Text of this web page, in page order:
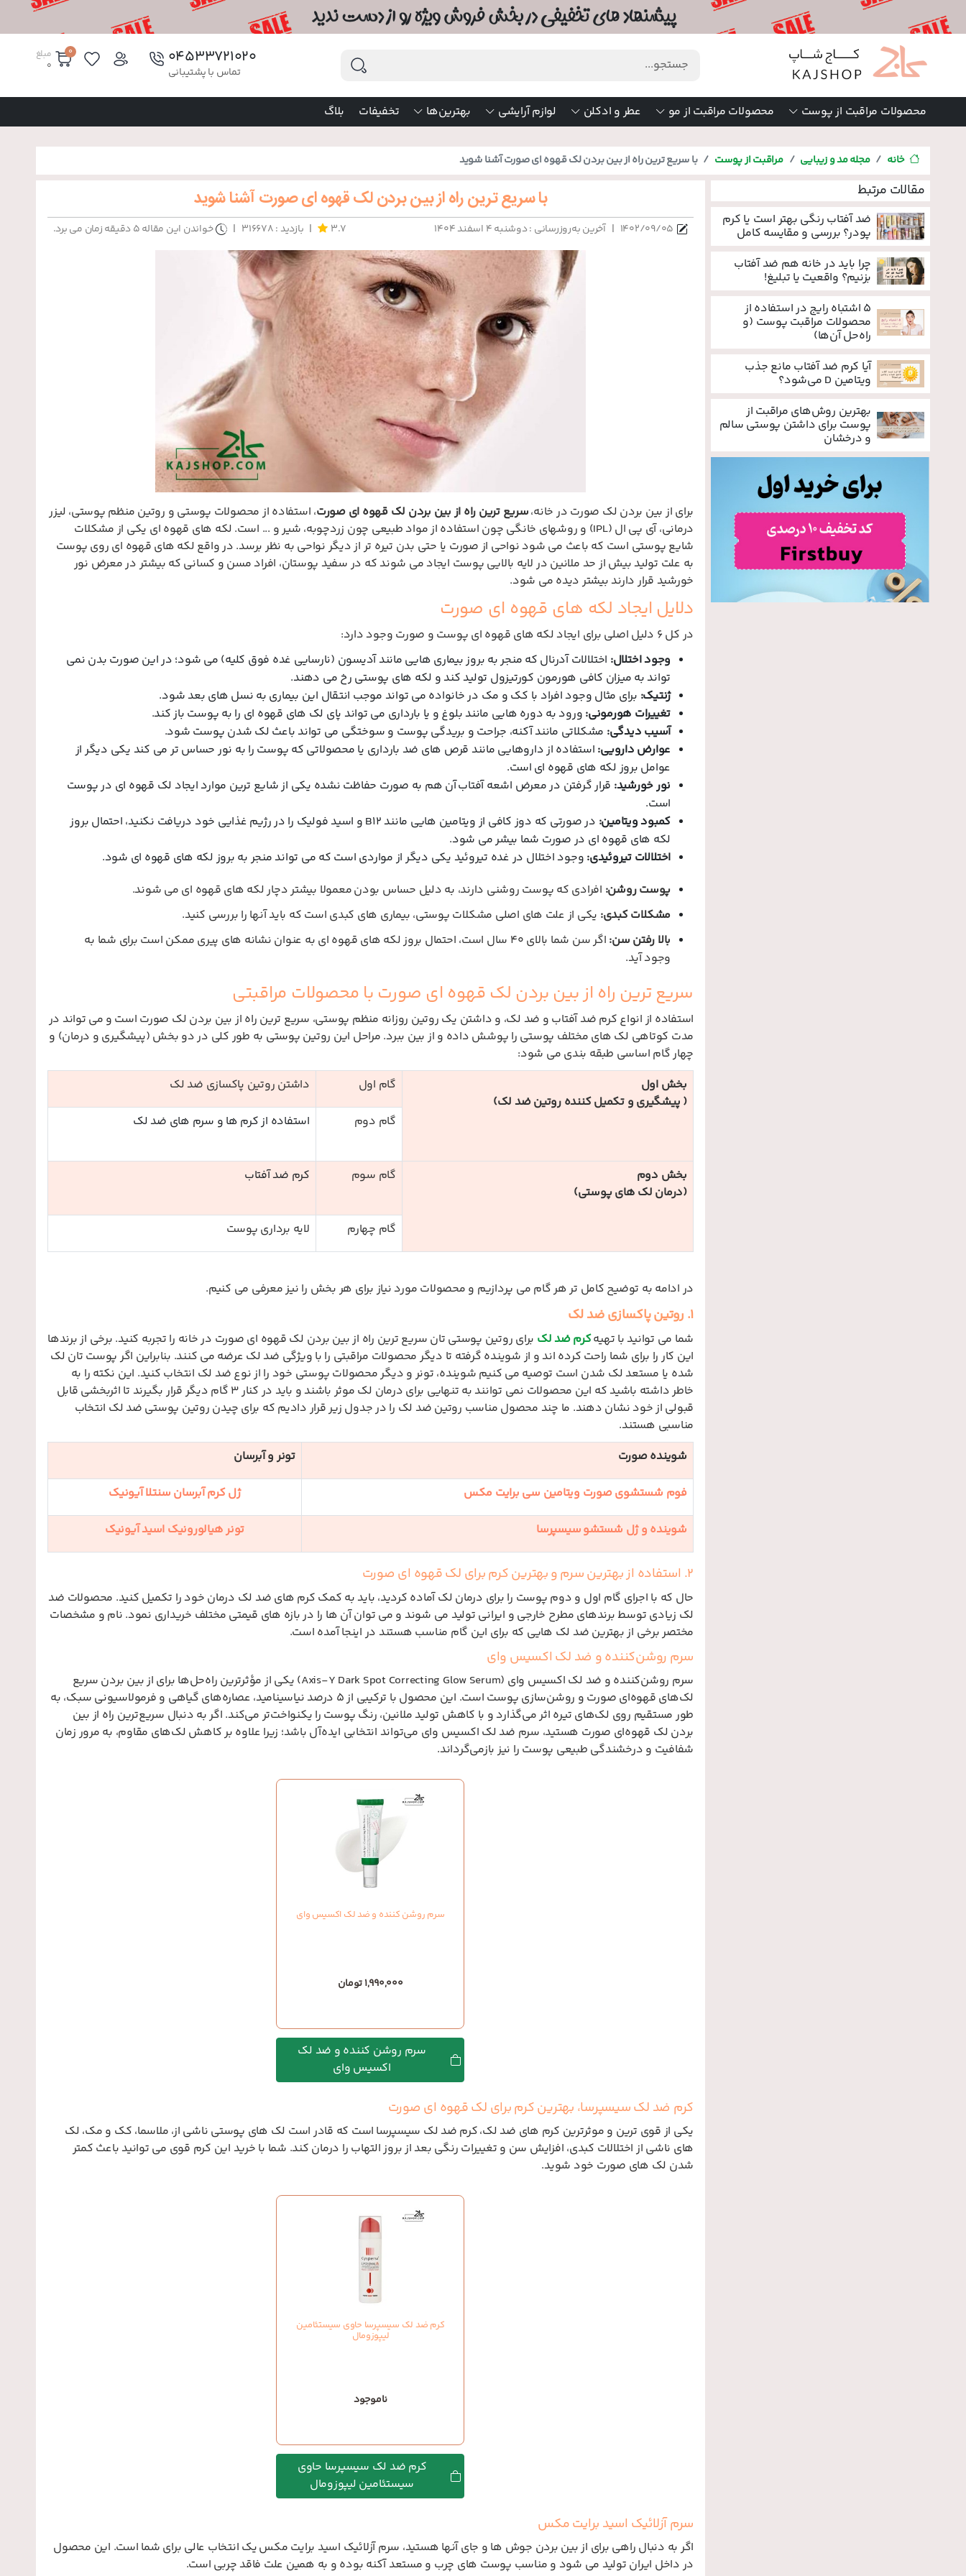
۰۴۵۳۳۷۲۱۰۲۰
تماس با پشتیبانی
مبلغ
0
0
محصولات مراقبت از پوست محصولات مراقبت از مو عطر و ادکلن لوازم آرایشی بهترین‌ها تخفیفات بلاگ
خانه مجله مد و زیبایی مراقبت از پوست با سریع ترین راه از بین بردن لک قهوه ای صورت آشنا شوید
مقالات مرتبط
ضد آفتاب رنگی بهتر است یا کرم
پودر؟ بررسی و مقایسه کامل
چرا باید در خانه هم ضد آفتاب
بزنیم؟ واقعیت یا تبلیغ!
۵ اشتباه رایج در استفاده از
محصولات مراقبت پوست (و
راه‌حل آن‌ها)
آیا کرم ضد آفتاب مانع جذب
ویتامین D می‌شود؟
بهترین روش‌های مراقبت از
پوست برای داشتن پوستی سالم
و درخشان
با سریع ترین راه از بین بردن لک قهوه ای صورت آشنا شوید
۱۴۰۲/۰۹/۰۵ | آخرین به‌روزرسانی : دوشنبه ۴ اسفند ۱۴۰۴ 3.7
| بازدید : 316678 | خواندن این مقاله 5 دقیقه زمان می برد.
برای از بین بردن لک صورت در خانه،سریع ترین راه از بین بردن لک قهوه ای صورت، استفاده از محصولات پوستی و روتین منظم پوستی، لیزر
درمانی، آی پی ال (IPL) و روشهای خانگی چون استفاده از مواد طبیعی چون زردچوبه، شیر و ... است. لکه های قهوه ای یکی از مشکلات
شایع پوستی است که باعث می شود نواحی از صورت یا حتی بدن تیره تر از دیگر نواحی به نظر برسد. در واقع لکه های قهوه ای روی پوست
به علت تولید بیش از حد ملانین در لایه بالایی پوست ایجاد می شوند که در سفید پوستان، افراد مسن و کسانی که بیشتر در معرض نور
خورشید قرار دارند بیشتر دیده می شود.
دلایل ایجاد لکه های قهوه ای صورت
در کل 6 دلیل اصلی برای ایجاد لکه های قهوه ای پوست و صورت وجود دارد:
وجود اختلال: اختلالات آدرنال که منجر به بروز بیماری هایی مانند آدیسون (نارسایی غده فوق کلیه) می شود؛ در این صورت بدن نمی
تواند به میزان کافی هورمون کورتیزول تولید کند و لکه های پوستی رخ می دهند.
ژنتیک: برای مثال وجود افراد با کک و مک در خانواده می تواند موجب انتقال این بیماری به نسل های بعد شود.
تغییرات هورمونی: ورود به دوره هایی مانند بلوغ و یا بارداری می تواند پای لک های قهوه ای را به پوست باز کند.
آسیب دیدگی: مشکلاتی مانند آکنه، جراحت و بریدگی پوست و سوختگی می تواند باعث لک شدن پوست شود.
عوارض دارویی: استفاده از داروهایی مانند قرص های ضد بارداری یا محصولاتی که پوست را به نور حساس تر می کند یکی دیگر از
عوامل بروز لکه های قهوه ای است.
نور خورشید: قرار گرفتن در معرض اشعه آفتاب آن هم به صورت حفاظت نشده یکی از شایع ترین موارد ایجاد لک قهوه ای در پوست
است.
کمبود ویتامین:
در صورتی که دوز کافی از ویتامین هایی مانند B12 و اسید فولیک را در رژیم غذایی خود دریافت نکنید، احتمال بروز
لکه های قهوه ای در صورت شما بیشر می شود.
اختلالات تیروئیدی: وجود اختلال در غده تیروئید یکی دیگر از مواردی است که می تواند منجر به بروز لکه های قهوه ای شود.
پوست روشن: افرادی که پوست روشنی دارند، به دلیل حساس بودن معمولا بیشتر دچار لکه های قهوه ای می شوند.
مشکلات کبدی: یکی از علت های اصلی مشکلات پوستی، بیماری های کبدی است که باید آنها را بررسی کنید.
بالا رفتن سن:
اگر سن شما بالای 40 سال است، احتمال بروز لکه های قهوه ای به عنوان نشانه های پیری ممکن است برای شما به
وجود آید.
سریع ترین راه از بین بردن لک قهوه ای صورت با محصولات مراقبتی
استفاده از انواع کرم ضد آفتاب و ضد لک، و داشتن یک روتین روزانه منظم پوستی، سریع ترین راه از بین بردن لک صورت است و می تواند در
مدت کوتاهی لک های مختلف پوستی را پوشش داده و از بین ببرد. مراحل این روتین پوستی به طور کلی در دو بخش (پیشگیری و درمان) و
چهار گام اساسی طبقه بندی می شود:
بخش اول
( پیشگیری و تکمیل کننده روتین ضد لک)
گام اول داشتن روتین پاکسازی ضد لک
گام دوم استفاده از کرم ها و سرم های ضد لک
بخش دوم
(درمان لک های پوستی)
گام سوم کرم ضد آفتاب
گام چهارم لایه برداری پوست
در ادامه به توضیح کامل تر هر گام می پردازیم و محصولات مورد نیاز برای هر بخش را نیز معرفی می کنیم.
1. روتین پاکسازی ضد لک
شما می توانید با تهیهکرم ضد لک برای روتین پوستی تان سریع ترین راه از بین بردن لک قهوه ای صورت در خانه را تجربه کنید. برخی از برندها
این کار را برای شما راحت کرده اند و از شوینده گرفته تا دیگر محصولات مراقبتی را با ویژگی ضد لک عرضه می کنند. بنابراین اگر پوست تان لک
شده یا مستعد لک شدن است توصیه می کنیم شوینده، تونر و دیگر محصولات پوستی خود را از نوع ضد لک انتخاب کنید. این نکته را به
خاطر داشته باشید که این محصولات نمی توانند به تنهایی برای درمان لک موثر باشند و باید در کنار 3 گام دیگر قرار بگیرند تا اثربخشی قابل
قبولی از خود نشان دهند. ما چند محصول مناسب روتین ضد لک را در جدول زیر قرار دادیم که برای چیدن روتین پوستی ضد لک انتخاب
مناسبی هستند.
شوینده صورت
تونر و آبرسان
فوم شستشوی صورت ویتامین سی برایت مکس ژل کرم آبرسان سنتلا آیونیک
شوینده و ژل شستشو سیسپرسا تونر هیالورونیک اسید آیونیک
2. استفاده از بهترین سرم و بهترین کرم برای لک قهوه ای صورت
حال که با اجرای گام اول و دوم پوست را برای درمان لک آماده کردید، باید به کمک کرم های ضد لک درمان خود را تکمیل کنید. محصولات ضد
لک زیادی توسط برندهای مطرح خارجی و ایرانی تولید می شوند و می توان آن ها را در بازه های قیمتی مختلف خریداری نمود. نام و مشخصات
مختصر برخی از بهترین ضد لک هایی که برای این گام مناسب هستند در اینجا آمده است.
سرم روشن‌کننده و ضد لک اکسیس وای
سرم روشن‌کننده و ضد لک اکسیس وای (Axis-Y Dark Spot Correcting Glow Serum) یکی از مؤثرترین راه‌حل‌ها برای از بین بردن سریع
لک‌های قهوه‌ای صورت و روشن‌سازی پوست است. این محصول با ترکیبی از ۵ درصد نیاسینامید، عصاره‌های گیاهی و فرمولاسیونی سبک، به
طور مستقیم روی لک‌های تیره اثر می‌گذارد و با کاهش تولید ملانین، رنگ پوست را یکنواخت‌تر می‌کند. اگر به دنبال سریع‌ترین راه از بین
بردن لک قهوه‌ای صورت هستید، سرم ضد لک اکسیس وای می‌تواند انتخابی ایده‌آل باشد؛ زیرا علاوه بر کاهش لک‌های مقاوم، به مرور زمان
شفافیت و درخشندگی طبیعی پوست را نیز بازمی‌گرداند.
سرم روشن کننده و ضد لک اکسیس وای
1,990,000 تومان
سرم روشن کننده و ضد لک
اکسیس وای
کرم ضد لک سیسپرسا، بهترین کرم برای لک قهوه ای صورت
یکی از قوی ترین و موثرترین کرم های ضد لک، کرم ضد لک سیسپرسا است که قادر است لک های پوستی ناشی از، ملاسما، کک و مک، لک
های ناشی از اختلالات کبدی، افزایش سن و تغییرات رنگی بعد از بروز التهاب را درمان کند. شما با خرید این کرم قوی می توانید باعث کمتر
شدن لک های صورت خود شوید.
کرم ضد لک سیسپرسا حاوی سیستئامین
لیپوزومال
ناموجود
کرم ضد لک سیسپرسا حاوی
سیستئامین لیپوزومال
سرم آزلائیک اسید برایت مکس
اگر به دنبال راهی برای از بین بردن جوش ها و جای آنها هستید، سرم آزلائیک اسید برایت مکس یک انتخاب عالی برای شما است. این محصول
در داخل ایران تولید می شود و مناسب پوست های چرب و مستعد آکنه بوده و به همین علت فاقد چربی است.